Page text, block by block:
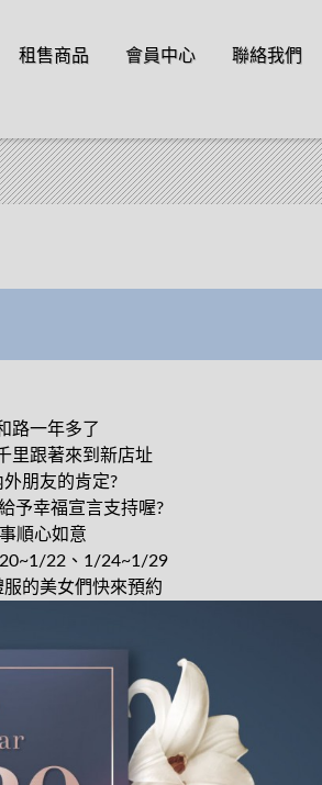
租售商品 會員中心 聯絡我們
路一年多了
里跟著來到新店址
朋友的肯定?
予幸福宣言支持喔?
順心如意
22、1/24~1/29
的美女們快來預約